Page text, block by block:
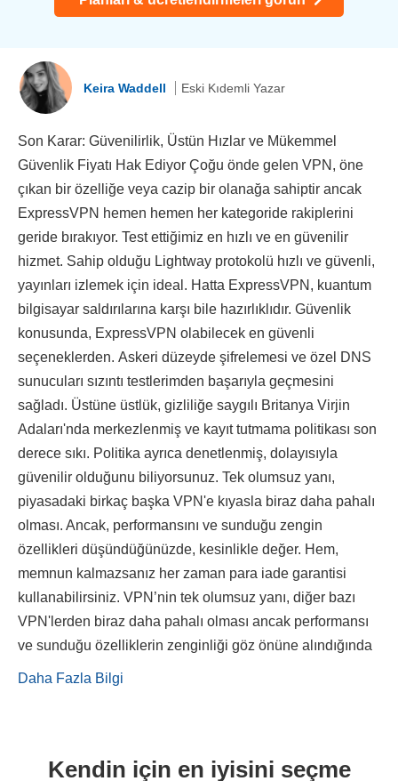
Keira Waddell Eski Kıdemli Yazar
Son Karar: Güvenilirlik, Üstün Hızlar ve Mükemmel
Güvenlik Fiyatı Hak Ediyor Çoğu önde gelen VPN, öne
çıkan bir özelliğe veya cazip bir olanağa sahiptir ancak
ExpressVPN hemen hemen her kategoride rakiplerini
geride bırakıyor. Test ettiğimiz en hızlı ve en güvenilir
hizmet. Sahip olduğu Lightway protokolü hızlı ve güvenli,
yayınları izlemek için ideal. Hatta ExpressVPN, kuantum
bilgisayar saldırılarına karşı bile hazırlıklıdır. Güvenlik
konusunda, ExpressVPN olabilecek en güvenli
seçeneklerden. Askeri düzeyde şifrelemesi ve özel DNS
sunucuları sızıntı testlerimden başarıyla geçmesini
sağladı. Üstüne üstlük, gizliliğe saygılı Britanya Virjin
Adaları'nda merkezlenmiş ve kayıt tutmama politikası son
derece sıkı. Politika ayrıca denetlenmiş, dolayısıyla
güvenilir olduğunu biliyorsunuz. Tek olumsuz yanı,
piyasadaki birkaç başka VPN'e kıyasla biraz daha pahalı
olması. Ancak, performansını ve sunduğu zengin
özellikleri düşündüğünüzde, kesinlikle değer. Hem,
memnun kalmazsanız her zaman para iade garantisi
kullanabilirsiniz. VPN’nin tek olumsuz yanı, diğer bazı
VPN'lerden biraz daha pahalı olması ancak performansı
ve sunduğu özelliklerin zenginliği göz önüne alındığında
Daha Fazla Bilgi
Kendin için en iyisini seçme